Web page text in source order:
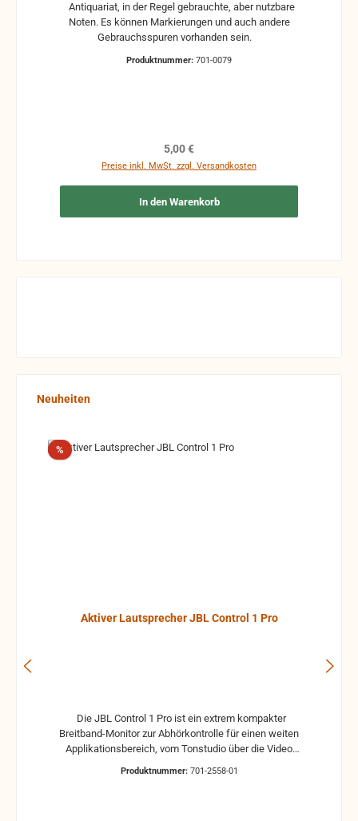
Noten. Es können Markierungen und auch andere
Produktnummer: 701-0079
Regulärer Preis:
5,00 €
Preise inkl. MwSt. zzgl. Versandkosten
In den Warenkorb
Produktgalerie überspringen
Neuheiten
%Rabatt
Aktiver Lautsprecher JBL Control 1 Pro
Breitband-Monitor zur Abhörkontrolle für einen weiten
Applikationsbereich, vom Tonstudio über die Video
Postproduction bis zum Ü-Wagen und Rundfunkstudio.
Produktnummer: 701-2558-01